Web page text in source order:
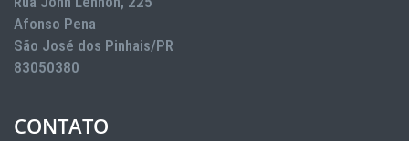
Afonso Pena
São José dos Pinhais/PR
83050380
CONTATO